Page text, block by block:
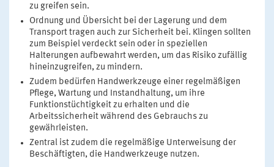
zu greifen sein.
Ordnung und Übersicht bei der Lagerung und dem
Transport tragen auch zur Sicherheit bei. Klingen sollten
zum Beispiel verdeckt sein oder in speziellen
Halterungen aufbewahrt werden, um das Risiko zufällig
hineinzugreifen, zu mindern.
Zudem bedürfen Handwerkzeuge einer regelmäßigen
Pflege, Wartung und Instandhaltung, um ihre
Funktionstüchtigkeit zu erhalten und die
Arbeitssicherheit während des Gebrauchs zu
gewährleisten.
Zentral ist zudem die regelmäßige Unterweisung der
Beschäftigten, die Handwerkzeuge nutzen.